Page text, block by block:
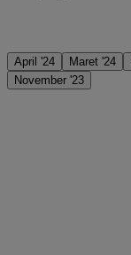
April '24 Maret '24
November '23